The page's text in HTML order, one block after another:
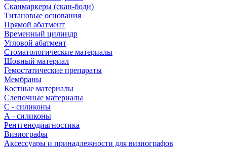
Сканмаркеры (скан-боди)
Титановые основания
Прямой абатмент
Временный цилиндр
Угловой абатмент
Стоматологические материалы
Шовный материал
Гемостатические препараты
Мембраны
Костные материалы
Слепочные материалы
C - силиконы
А - силиконы
Рентгенодиагностика
Визиографы
Аксессуары и принадлежности для визиографов